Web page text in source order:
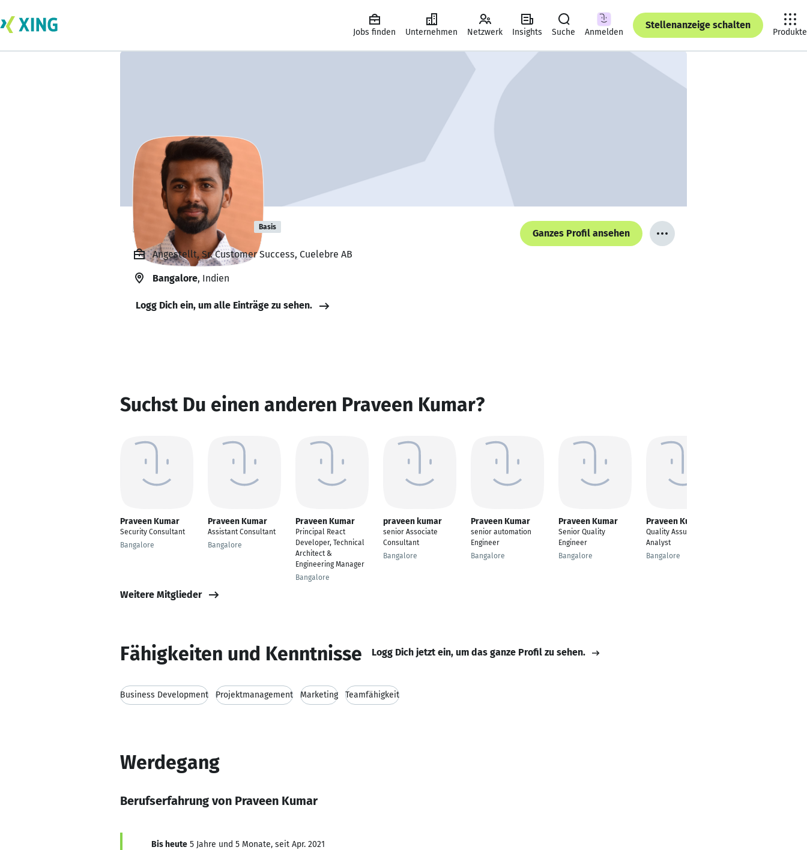
Jobs finden Unternehmen Netzwerk Insights Suche Anmelden
Stellenanzeige schalten
Produkte
Praveen Kumar Basis
Ganzes Profil ansehen
Angestellt, Sr. Customer Success, Cuelebre AB
Bangalore, Indien
Logg Dich ein, um alle Einträge zu sehen.
Suchst Du einen anderen Praveen Kumar?
Praveen Kumar
Security Consultant
Bangalore
Praveen Kumar
Assistant Consultant
Bangalore
Praveen Kumar
Principal React
Developer, Technical
Architect &
Engineering Manager
Bangalore
praveen kumar
senior Associate
Consultant
Bangalore
Praveen Kumar
senior automation
Engineer
Bangalore
Praveen Kumar
Senior Quality
Engineer
Bangalore
Praveen Kumar
Quality Assurance
Analyst
Bangalore
Weitere Mitglieder
Fähigkeiten und Kenntnisse Logg Dich jetzt ein, um das ganze Profil zu sehen.
Business Development Projektmanagement Marketing Teamfähigkeit
Werdegang
Berufserfahrung von Praveen Kumar
Bis heute 5 Jahre und 5 Monate, seit Apr. 2021